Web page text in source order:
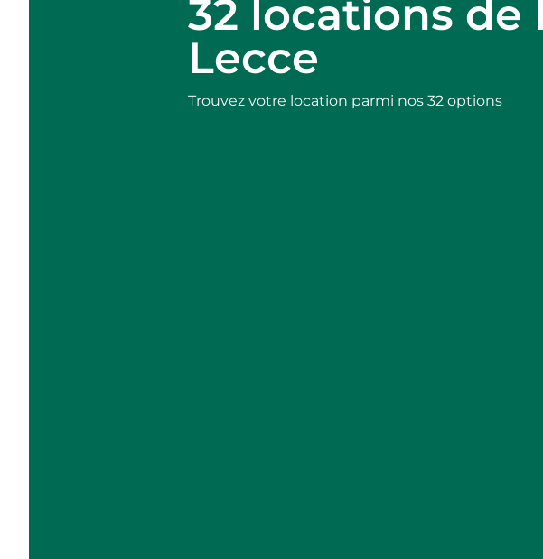
32 locations de
Lecce
Trouvez votre location parmi nos 32 options